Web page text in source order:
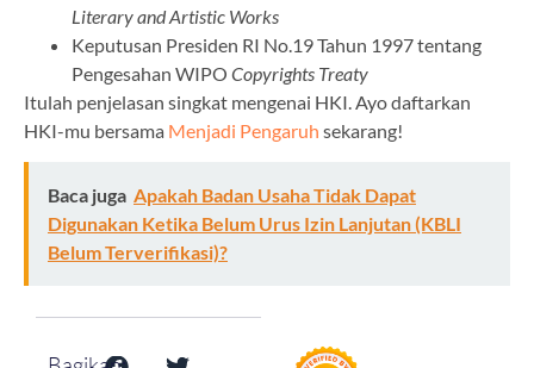
Literary and Artistic Works
Keputusan Presiden RI No.19 Tahun 1997 tentang
Pengesahan WIPO Copyrights Treaty
Itulah penjelasan singkat mengenai HKI. Ayo daftarkan
HKI-mu bersama Menjadi Pengaruh sekarang!
Baca juga Apakah Badan Usaha Tidak Dapat
Digunakan Ketika Belum Urus Izin Lanjutan (KBLI
Belum Terverifikasi)?